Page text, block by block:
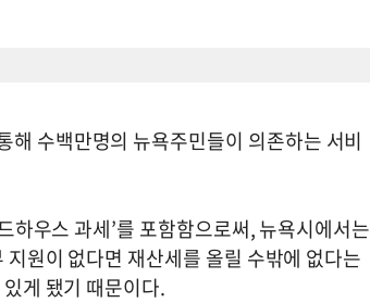
수백만명의 뉴욕주민들이 의존하는 서비
우스 과세’를 포함함으로써, 뉴욕시에서는
원이 없다면 재산세를 올릴 수밖에 없다는
게 됐기 때문이다.